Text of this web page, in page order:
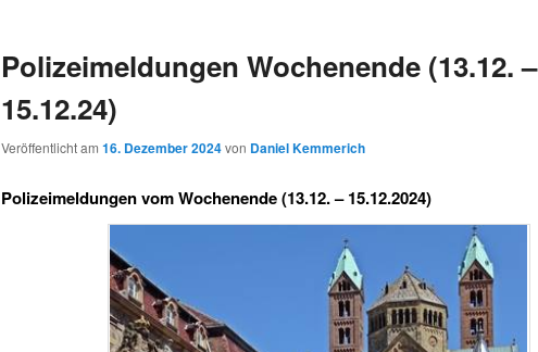
Polizeimeldungen Wochenende (13.12. –
15.12.24)
Veröffentlicht am 16. Dezember 2024von Daniel Kemmerich
Polizeimeldungen vom Wochenende (13.12. – 15.12.2024)